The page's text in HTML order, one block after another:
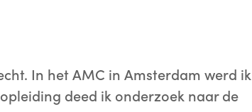
In het AMC in Amsterdam werd ik
deed ik onderzoek naar de